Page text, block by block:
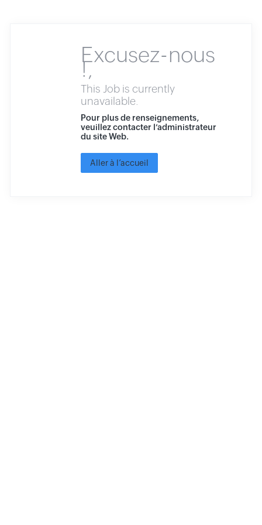
Excusez-nous
!,
This Job is currently
unavailable.
Pour plus de renseignements,
veuillez contacter l’administrateur
du site Web.
Aller à l’accueil